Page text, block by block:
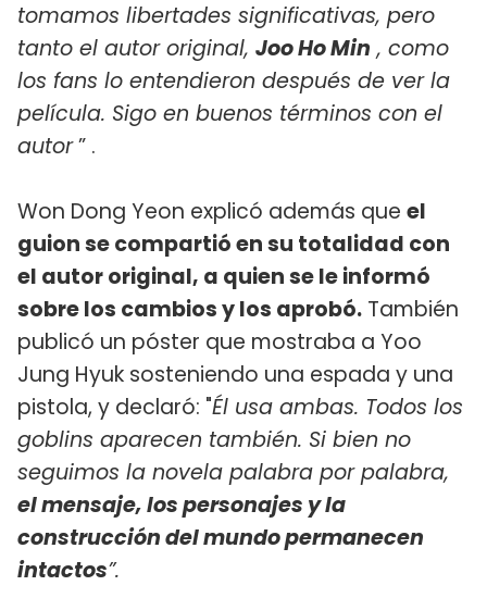
tomamos libertades significativas, pero
tanto el autor original, Joo Ho Min , como
los fans lo entendieron después de ver la
película. Sigo en buenos términos con el
autor” .
Won Dong Yeon explicó además que el
guion se compartió en su totalidad con
el autor original, a quien se le informó
sobre los cambios y los aprobó. También
publicó un póster que mostraba a Yoo
Jung Hyuk sosteniendo una espada y una
pistola, y declaró: "Él usa ambas. Todos los
goblins aparecen también. Si bien no
seguimos la novela palabra por palabra,
el mensaje, los personajes y la
construcción del mundo permanecen
intactos”.